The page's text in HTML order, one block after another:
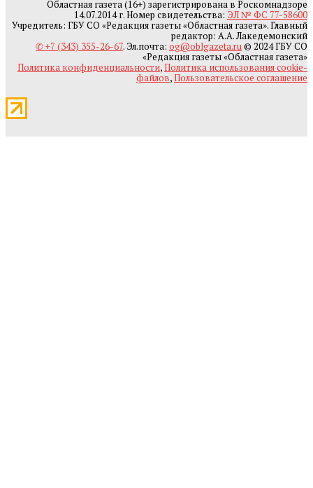
Областная газета (16+) зарегистрирована в Роскомнадзоре
14.07.2014 г. Номер свидетельства: ЭЛ № ФС 77-58600
Учредитель: ГБУ СО «Редакция газеты «Областная газета». Главный
редактор: А.А. Лакедемонский
✆ +7 (343) 355-26-67. Эл.почта: og@oblgazeta.ru© 2024 ГБУ СО
«Редакция газеты «Областная газета»
Политика конфиденциальности,Политика использования cookie-
файлов,Пользовательское соглашение